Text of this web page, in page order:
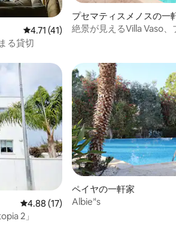
レビュー41件、5つ星中4.71つ星の平
4.71 (41)
る貸切
プセマティスメノスの一
絶景が見えるVilla Vaso、
レビュー17件、5つ星中4.88つ星の平均
4.88 (17)
2」
ペイヤの一軒家
Albie׳'s